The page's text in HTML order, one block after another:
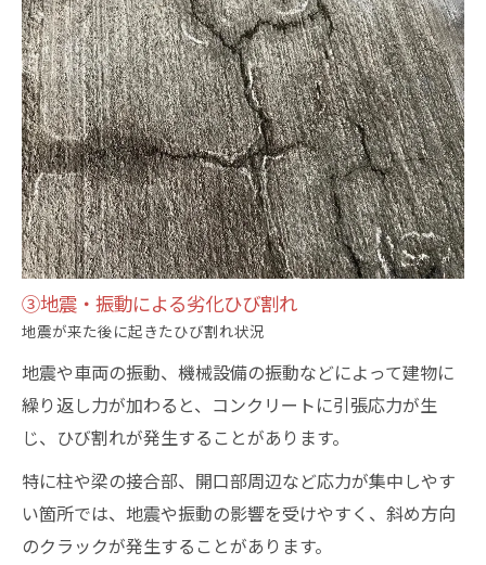
③地震・振動による劣化ひび割れ
地震が来た後に起きたひび割れ状況
地震や車両の振動、機械設備の振動などによって建物に
繰り返し力が加わると、コンクリートに引張応力が生
じ、ひび割れが発生することがあります。
特に柱や梁の接合部、開口部周辺など応力が集中しやす
い箇所では、地震や振動の影響を受けやすく、斜め方向
のクラックが発生することがあります。